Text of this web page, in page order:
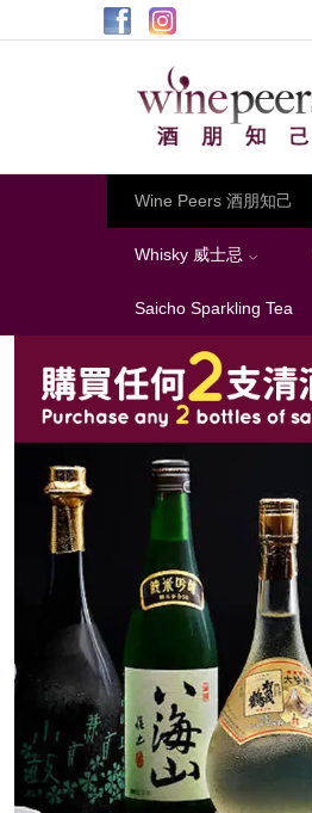
朋
Wine Peers 酒朋知己
Whisky 威士忌
Saicho Sparkling Tea